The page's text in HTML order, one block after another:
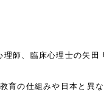
師、臨床心理士の矢田
育の仕組みや日本と異